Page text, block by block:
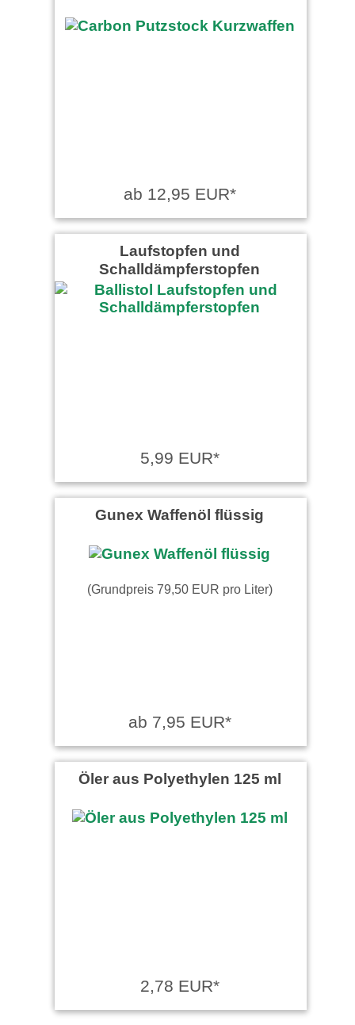
ab 12,95 EUR*
Laufstopfen und
Schalldämpferstopfen
5,99 EUR*
Gunex Waffenöl flüssig
(Grundpreis 79,50 EUR pro Liter)
ab 7,95 EUR*
Öler aus Polyethylen 125 ml
2,78 EUR*